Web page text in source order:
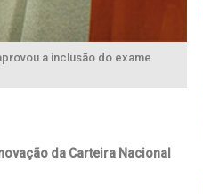
a inclusão do exame
da Carteira Nacional